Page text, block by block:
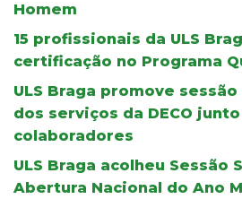
Homem
15 profissionais da ULS
certificação no Programa
ULS Braga promove
dos serviços da DECO
colaboradores
ULS Braga acolheu Sessão
Abertura Nacional do Ano